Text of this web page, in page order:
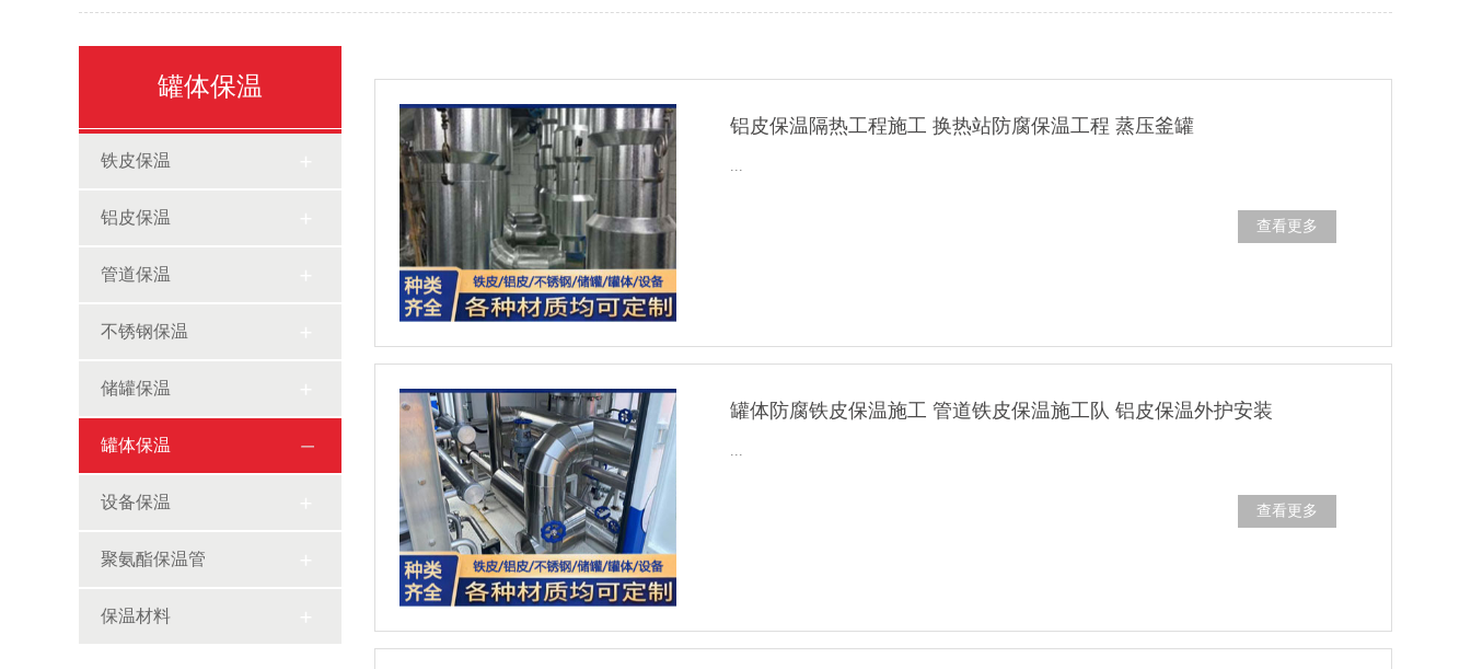
罐体保温
铁皮保温
铝皮保温
管道保温
不锈钢保温
储罐保温
罐体保温
设备保温
聚氨酯保温管
保温材料
铝皮保温隔热工程施工 换热站防腐保温工程 蒸压釜罐
查看更多
罐体防腐铁皮保温施工 管道铁皮保温施工队 铝皮保温外护安装
查看更多